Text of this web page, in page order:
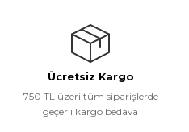
tarafımıza iletebilirsiniz.
Görüş ve önerileriniz için teşekkür
Ürün resmi kalitesiz, bozuk veya
Ürün açıklamasında eksik bilgiler
Ücretsiz Kargo
750 TL üzeri tüm siparişlerde
geçerli kargo bedava